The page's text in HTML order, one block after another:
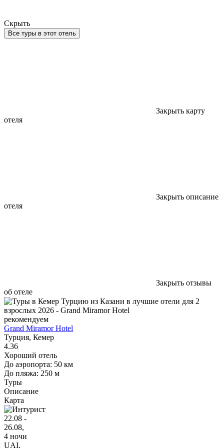
Скрыть
Все туры в этот отель
Закрыть карту
отеля
Закрыть описание
отеля
Закрыть отзывы
об отеле
рекомендуем
Grand Miramor Hotel
Турция, Кемер
4.36
Хороший отель
До аэропорта: 50 км
До пляжа: 250 м
Туры
Описание
Карта
22.08 -
26.08,
4 ночи
UAI,